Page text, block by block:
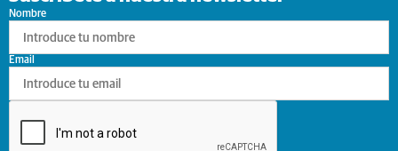
Nombre
Email